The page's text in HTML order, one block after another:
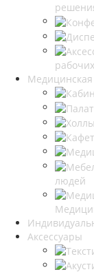
людей
Аксессуары